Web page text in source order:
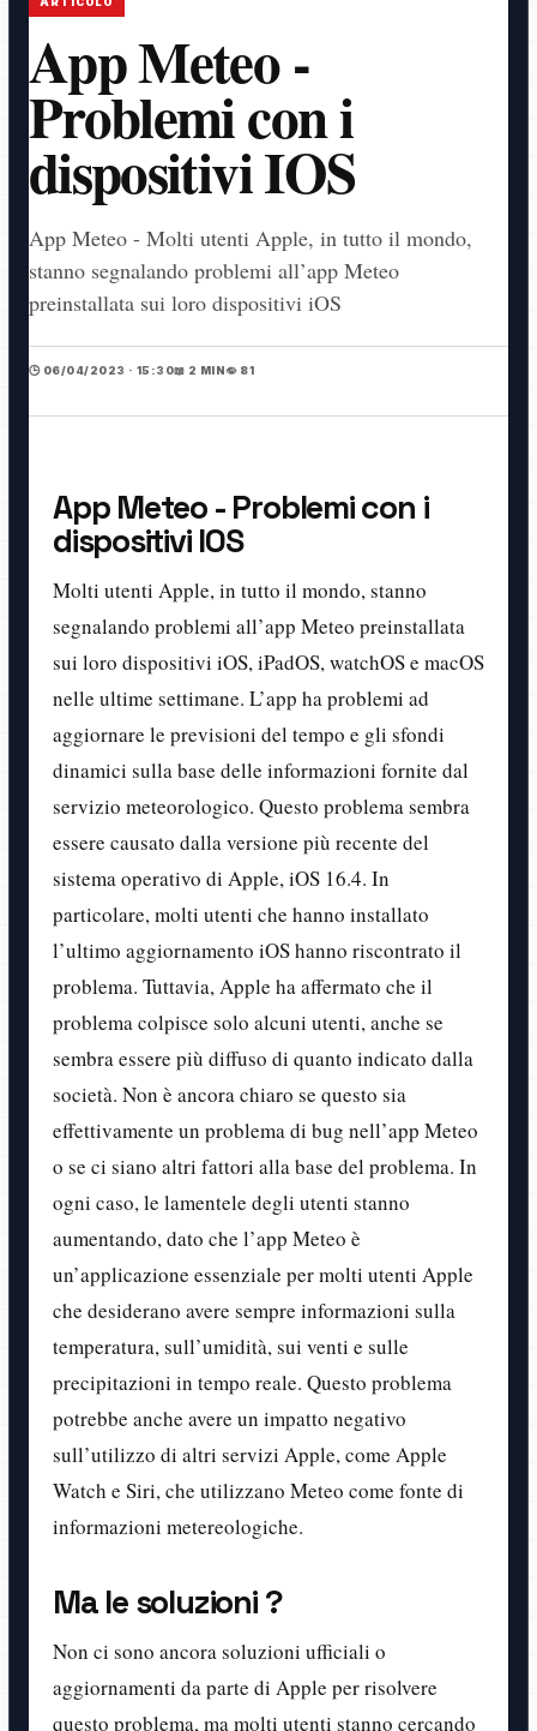
App Meteo -
Problemi con i
dispositivi IOS
App Meteo - Molti utenti Apple, in tutto il mondo,
stanno segnalando problemi all’app Meteo
preinstallata sui loro dispositivi iOS
🕒 06/04/2023 · 15:30📖 2 MIN👁️ 81
App Meteo - Problemi con i
dispositivi IOS
Molti utenti Apple, in tutto il mondo, stanno
segnalando problemi all’app Meteo preinstallata
sui loro dispositivi iOS, iPadOS, watchOS e macOS
nelle ultime settimane. L’app ha problemi ad
aggiornare le previsioni del tempo e gli sfondi
dinamici sulla base delle informazioni fornite dal
servizio meteorologico. Questo problema sembra
essere causato dalla versione più recente del
sistema operativo di Apple, iOS 16.4. In
particolare, molti utenti che hanno installato
l’ultimo aggiornamento iOS hanno riscontrato il
problema. Tuttavia, Apple ha affermato che il
problema colpisce solo alcuni utenti, anche se
sembra essere più diffuso di quanto indicato dalla
società. Non è ancora chiaro se questo sia
effettivamente un problema di bug nell’app Meteo
o se ci siano altri fattori alla base del problema. In
ogni caso, le lamentele degli utenti stanno
aumentando, dato che l’app Meteo è
un’applicazione essenziale per molti utenti Apple
che desiderano avere sempre informazioni sulla
temperatura, sull’umidità, sui venti e sulle
precipitazioni in tempo reale. Questo problema
potrebbe anche avere un impatto negativo
sull’utilizzo di altri servizi Apple, come Apple
Watch e Siri, che utilizzano Meteo come fonte di
informazioni metereologiche.
Ma le soluzioni ?
Non ci sono ancora soluzioni ufficiali o
aggiornamenti da parte di Apple per risolvere
questo problema, ma molti utenti stanno cercando